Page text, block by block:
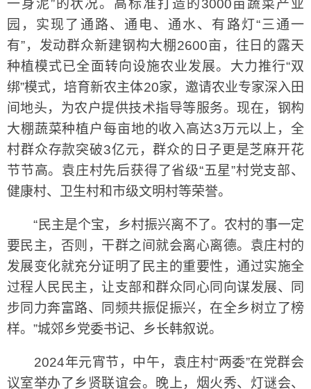
一身泥”的状况。高标准打造的3000亩蔬菜产业
园，实现了通路、通电、通水、有路灯“三通一
有”，发动群众新建钢构大棚2600亩，往日的露天
种植模式已全面转向设施农业发展。大力推行“双
绑”模式，培育新农主体20家，邀请农业专家深入田
间地头，为农户提供技术指导等服务。现在，钢构
大棚蔬菜种植户每亩地的收入高达3万元以上，全
村群众存款突破3亿元，群众的日子更是芝麻开花
节节高。袁庄村先后获得了省级“五星”村党支部、
健康村、卫生村和市级文明村等荣誉。
“民主是个宝，乡村振兴离不了。农村的事一定
要民主，否则，干群之间就会离心离德。袁庄村的
发展变化就充分证明了民主的重要性，通过实施全
过程人民民主，让支部和群众同心同向谋发展、同
步同力奔富路、同频共振促振兴，在全乡树立了榜
样。”城郊乡党委书记、乡长韩叙说。
2024年元宵节，中午，袁庄村“两委”在党群会
议室举办了乡贤联谊会。晚上，烟火秀、灯谜会、